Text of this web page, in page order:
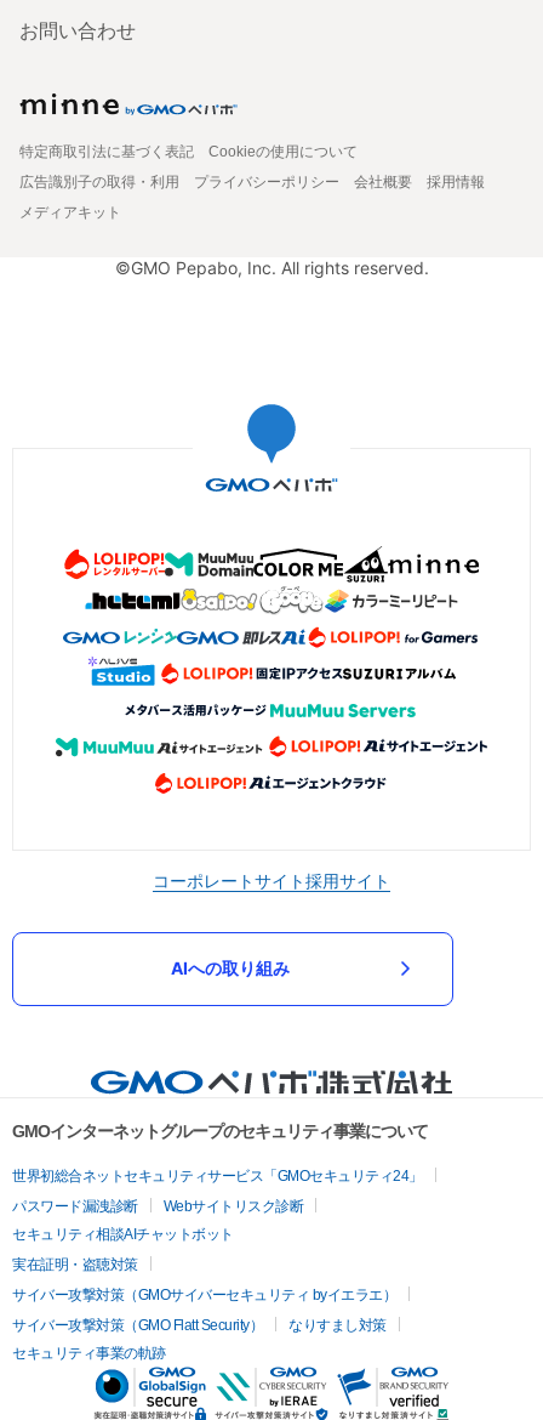
お問い合わせ
特定商取引法に基づく表記
Cookieの使用について
広告識別子の取得・利用
プライバシーポリシー 会社概要
採用情報
メディアキット
©GMO Pepabo, Inc. All rights reserved.
コーポレートサイト採用サイト
AIへの取り組み
GMOインターネットグループのセキュリティ事業について
世界初総合ネットセキュリティサービス「GMOセキュリティ24」
パスワード漏洩診断
Webサイトリスク診断
セキュリティ相談AIチャットボット
実在証明・盗聴対策
サイバー攻撃対策（GMOサイバーセキュリティ byイエラエ）
サイバー攻撃対策（GMO Flatt Security）
なりすまし対策
セキュリティ事業の軌跡